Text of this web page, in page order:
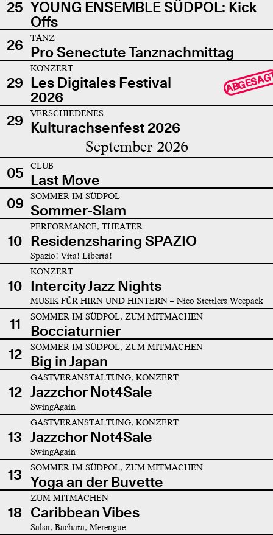
25 YOUNG ENSEMBLE SÜDPOL: Kick
Offs
26
TANZ
Pro Senectute Tanznachmittag
29
KONZERT
Les Digitales Festival
2026
29 VERSCHIEDENES
Kulturachsenfest 2026
September 2026
05 CLUB
Last Move
09
SOMMER IM SÜDPOL
Sommer-Slam
10
PERFORMANCE, THEATER
Residenzsharing SPAZIO
Spazio! Vita! Libertà!
10
KONZERT
Intercity Jazz Nights
MUSIK FÜR HIRN UND HINTERN – Nico Stettlers Weepack
11 SOMMER IM SÜDPOL, ZUM MITMACHEN
Bocciaturnier
12
SOMMER IM SÜDPOL, ZUM MITMACHEN
Big in Japan
12
GASTVERANSTALTUNG, KONZERT
Jazzchor Not4Sale
SwingAgain
13
GASTVERANSTALTUNG, KONZERT
Jazzchor Not4Sale
SwingAgain
13 SOMMER IM SÜDPOL, ZUM MITMACHEN
Yoga an der Buvette
18
ZUM MITMACHEN
Caribbean Vibes
Salsa, Bachata, Merengue